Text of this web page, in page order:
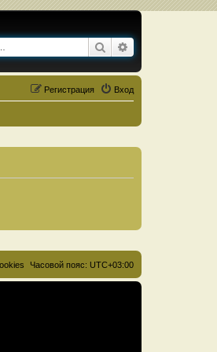
Поиск
Вход
Регистрация
Часовой пояс: UTC+03:00